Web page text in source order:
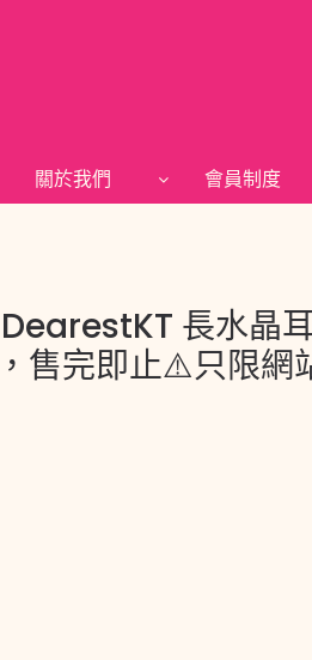
關於我們 會員制度
DearestKT 長水晶
售完即止⚠️只限網